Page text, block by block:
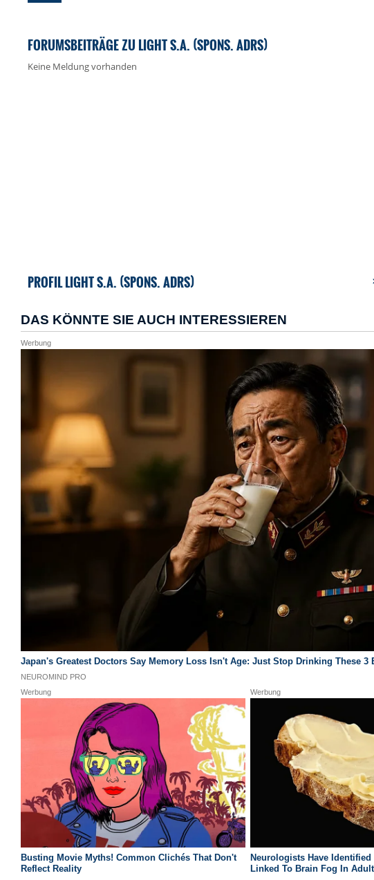
FORUMSBEITRÄGE ZU LIGHT S.A. (SPONS. ADRS)
Keine Meldung vorhanden
PROFIL LIGHT S.A. (SPONS. ADRS)